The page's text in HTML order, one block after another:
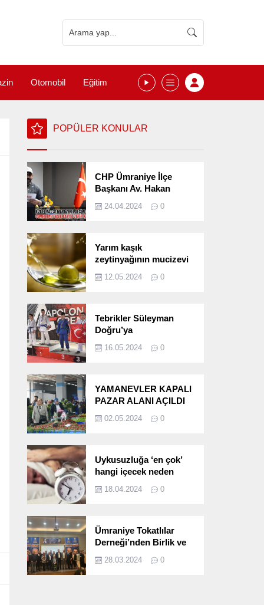
Otomobil Eğitim
POPÜLER KONULAR
CHP Ümraniye İlçe
Başkanı Av. Hakan
Seçimlerini
24.04.2024 0
Yarım kaşık
zeytinyağının mucizevi
12.05.2024 0
Tebrikler Süleyman
Doğru’ya
16.05.2024 0
YAMANEVLER KAPALI
PAZAR ALANI AÇILDI
02.05.2024 0
Uykusuzluğa ‘en çok’
hangi içecek neden
18.04.2024 0
Ümraniye Tokatlılar
Derneği’nden Birlik ve
Programı
28.03.2024 0